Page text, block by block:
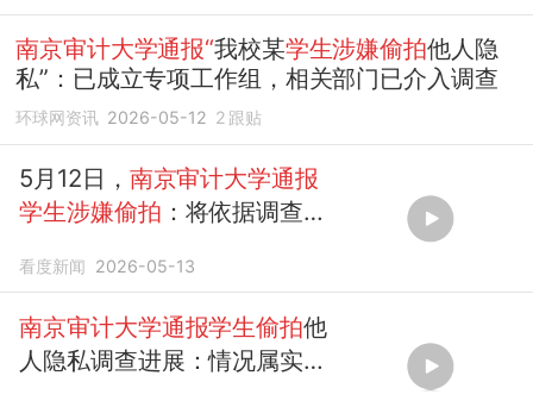
南京审计大学通报“我校某学生涉嫌偷拍他人隐
私”：已成立专项工作组，相关部门已介入调查
环球网资讯 2026-05-12 2 跟贴
5月12日， 南京审计大学通报
学生涉嫌偷拍 ：将依据调查结
看度新闻 2026-05-13
南京审计大学通报学生偷拍他
人隐私调查进展：情况属实情